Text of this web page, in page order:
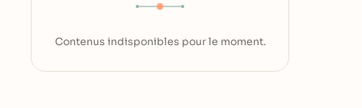
Contenus indisponibles pour le moment.